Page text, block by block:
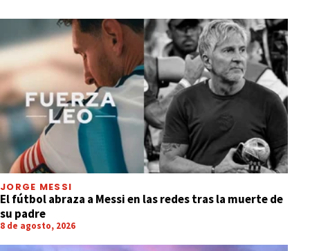
JORGE MESSI
El fútbol abraza a Messi en las redes tras la muerte de
su padre
8 de agosto, 2026